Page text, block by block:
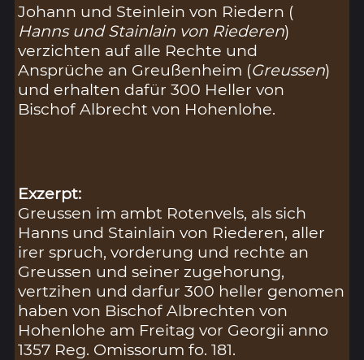
Johann und Steinlein von Riedern (
Hanns und Stainlain von Riederen)
verzichten auf alle Rechte und
Ansprüche an Greußenheim (Greussen)
und erhalten dafür 300 Heller von
Bischof Albrecht von Hohenlohe.
Exzerpt:
Greussen im ambt Rotenvels, als sich
Hanns und Stainlain von Riederen, aller
irer spruch, vorderung und rechte an
Greussen und seiner zugehorung,
vertzihen und darfur 300 heller genomen
haben von Bischof Albrechten von
Hohenlohe am Freitag vor Georgii anno
1357 Reg. Omissorum fo. 181.